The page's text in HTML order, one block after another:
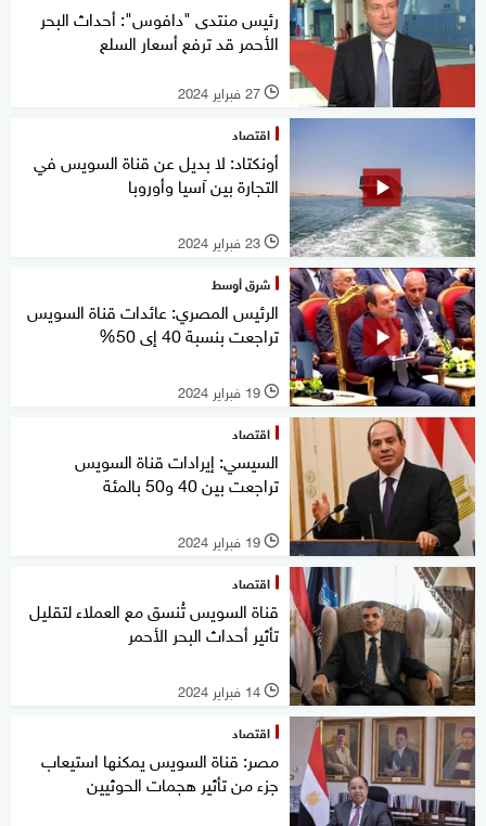
رئيس منتدى "دافوس": أحداث البحر
الأحمر قد ترفع أسعار السلع
l 27 فبراير 2024
اقتصاد
أونكتاد: لا بديل عن قناة السويس في
التجارة بين آسيا وأوروبا
l 23 فبراير 2024
شرق أوسط
الرئيس المصري: عائدات قناة السويس
تراجعت بنسبة 40 إى 50%
l 19 فبراير 2024
اقتصاد
السيسي: إيرادات قناة السويس
تراجعت بين 40 و50 بالمئة
l 19 فبراير 2024
اقتصاد
قناة السويس تُنسق مع العملاء لتقليل
تأثير أحداث البحر الأحمر
l 14 فبراير 2024
اقتصاد
مصر: قناة السويس يمكنها استيعاب
جزء من تأثير هجمات الحوثيين